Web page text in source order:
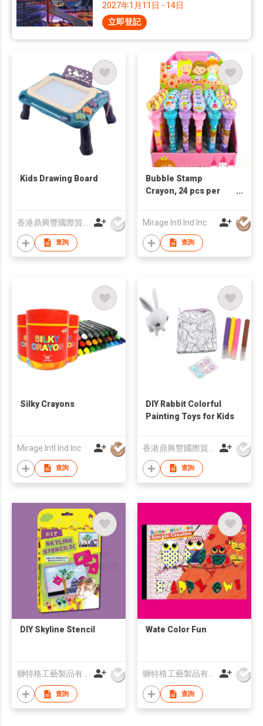
2027年1月11日 - 14日
立即登記
Kids Drawing Board
查詢
Bubble Stamp
Crayon, 24 pcs per
Mirage Intl Ind Inc
查詢
Silky Crayons
Mirage Intl Ind Inc
查詢
DIY Rabbit Colorful
Painting Toys for Kids
查詢
DIY Skyline Stencil
獅特格工藝製品有限公司
查詢
Wate Color Fun
獅特格工藝製品有限公司
查詢